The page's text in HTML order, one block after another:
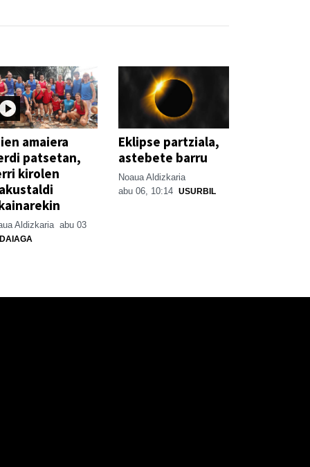
amaiera
patsetan,
kirolen
Aldizkaria abu 03
Eklipse partziala,
astebete barru
Noaua Aldizkaria
abu 06, 10:14 USURBIL